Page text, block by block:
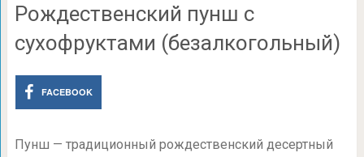
Рождественский пунш с
сухофруктами (безалкогольный)
FACEBOOK
Пунш — традиционный рождественский десертный